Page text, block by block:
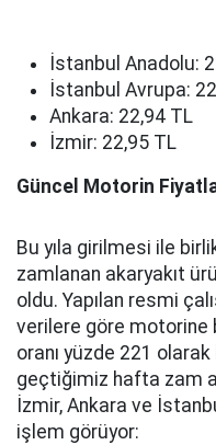
İstanbul Anadolu:
İstanbul Avrupa:
Ankara: 22,94 TL
İzmir: 22,95 TL
Güncel Motorin
Bu yıla girilmesi ile
zamlanan akaryakıt
oldu. Yapılan resmi
verilere göre motorine
oranı yüzde 221
geçtiğimiz hafta zam
İzmir, Ankara ve
işlem görüyor: